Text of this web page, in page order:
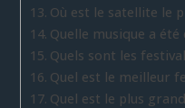
Où est le satellite le
Quelle musique a été
Quels sont les
Quel est le meilleur
Quel est le plus